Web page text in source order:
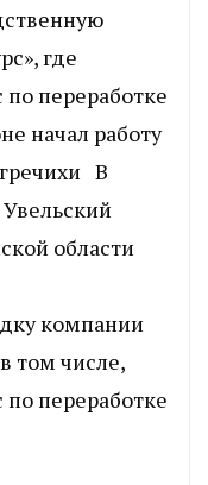
где
переработке
начал работу
В
области
компании
том числе,
переработке